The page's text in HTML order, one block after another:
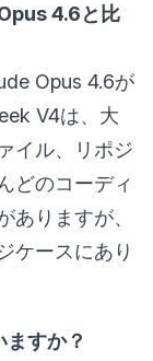
4.6と比
Opus 4.6が
V4は、大
イル、リポジ
どのコーディ
ありますが、
ケースにあり
すか？